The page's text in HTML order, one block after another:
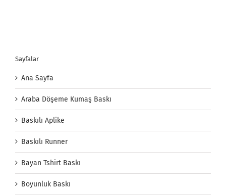
Sayfalar
Ana Sayfa
Araba Döşeme Kumaş Baskı
Baskılı Aplike
Baskılı Runner
Bayan Tshirt Baskı
Boyunluk Baskı